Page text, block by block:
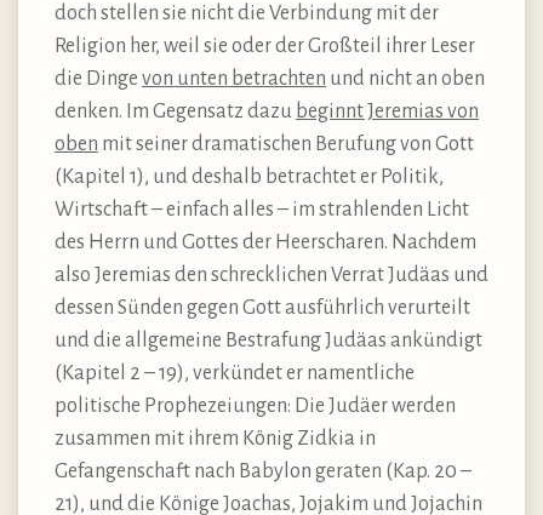
doch stellen sie nicht die Verbindung mit der
Religion her, weil sie oder der Großteil ihrer Leser
die Dinge von unten betrachten und nicht an oben
denken. Im Gegensatz dazu beginnt Jeremias von
oben mit seiner dramatischen Berufung von Gott
(Kapitel 1), und deshalb betrachtet er Politik,
Wirtschaft – einfach alles – im strahlenden Licht
des Herrn und Gottes der Heerscharen. Nachdem
also Jeremias den schrecklichen Verrat Judäas und
dessen Sünden gegen Gott ausführlich verurteilt
und die allgemeine Bestrafung Judäas ankündigt
(Kapitel 2 – 19), verkündet er namentliche
politische Prophezeiungen: Die Judäer werden
zusammen mit ihrem König Zidkia in
Gefangenschaft nach Babylon geraten (Kap. 20 –
21), und die Könige Joachas, Jojakim und Jojachin